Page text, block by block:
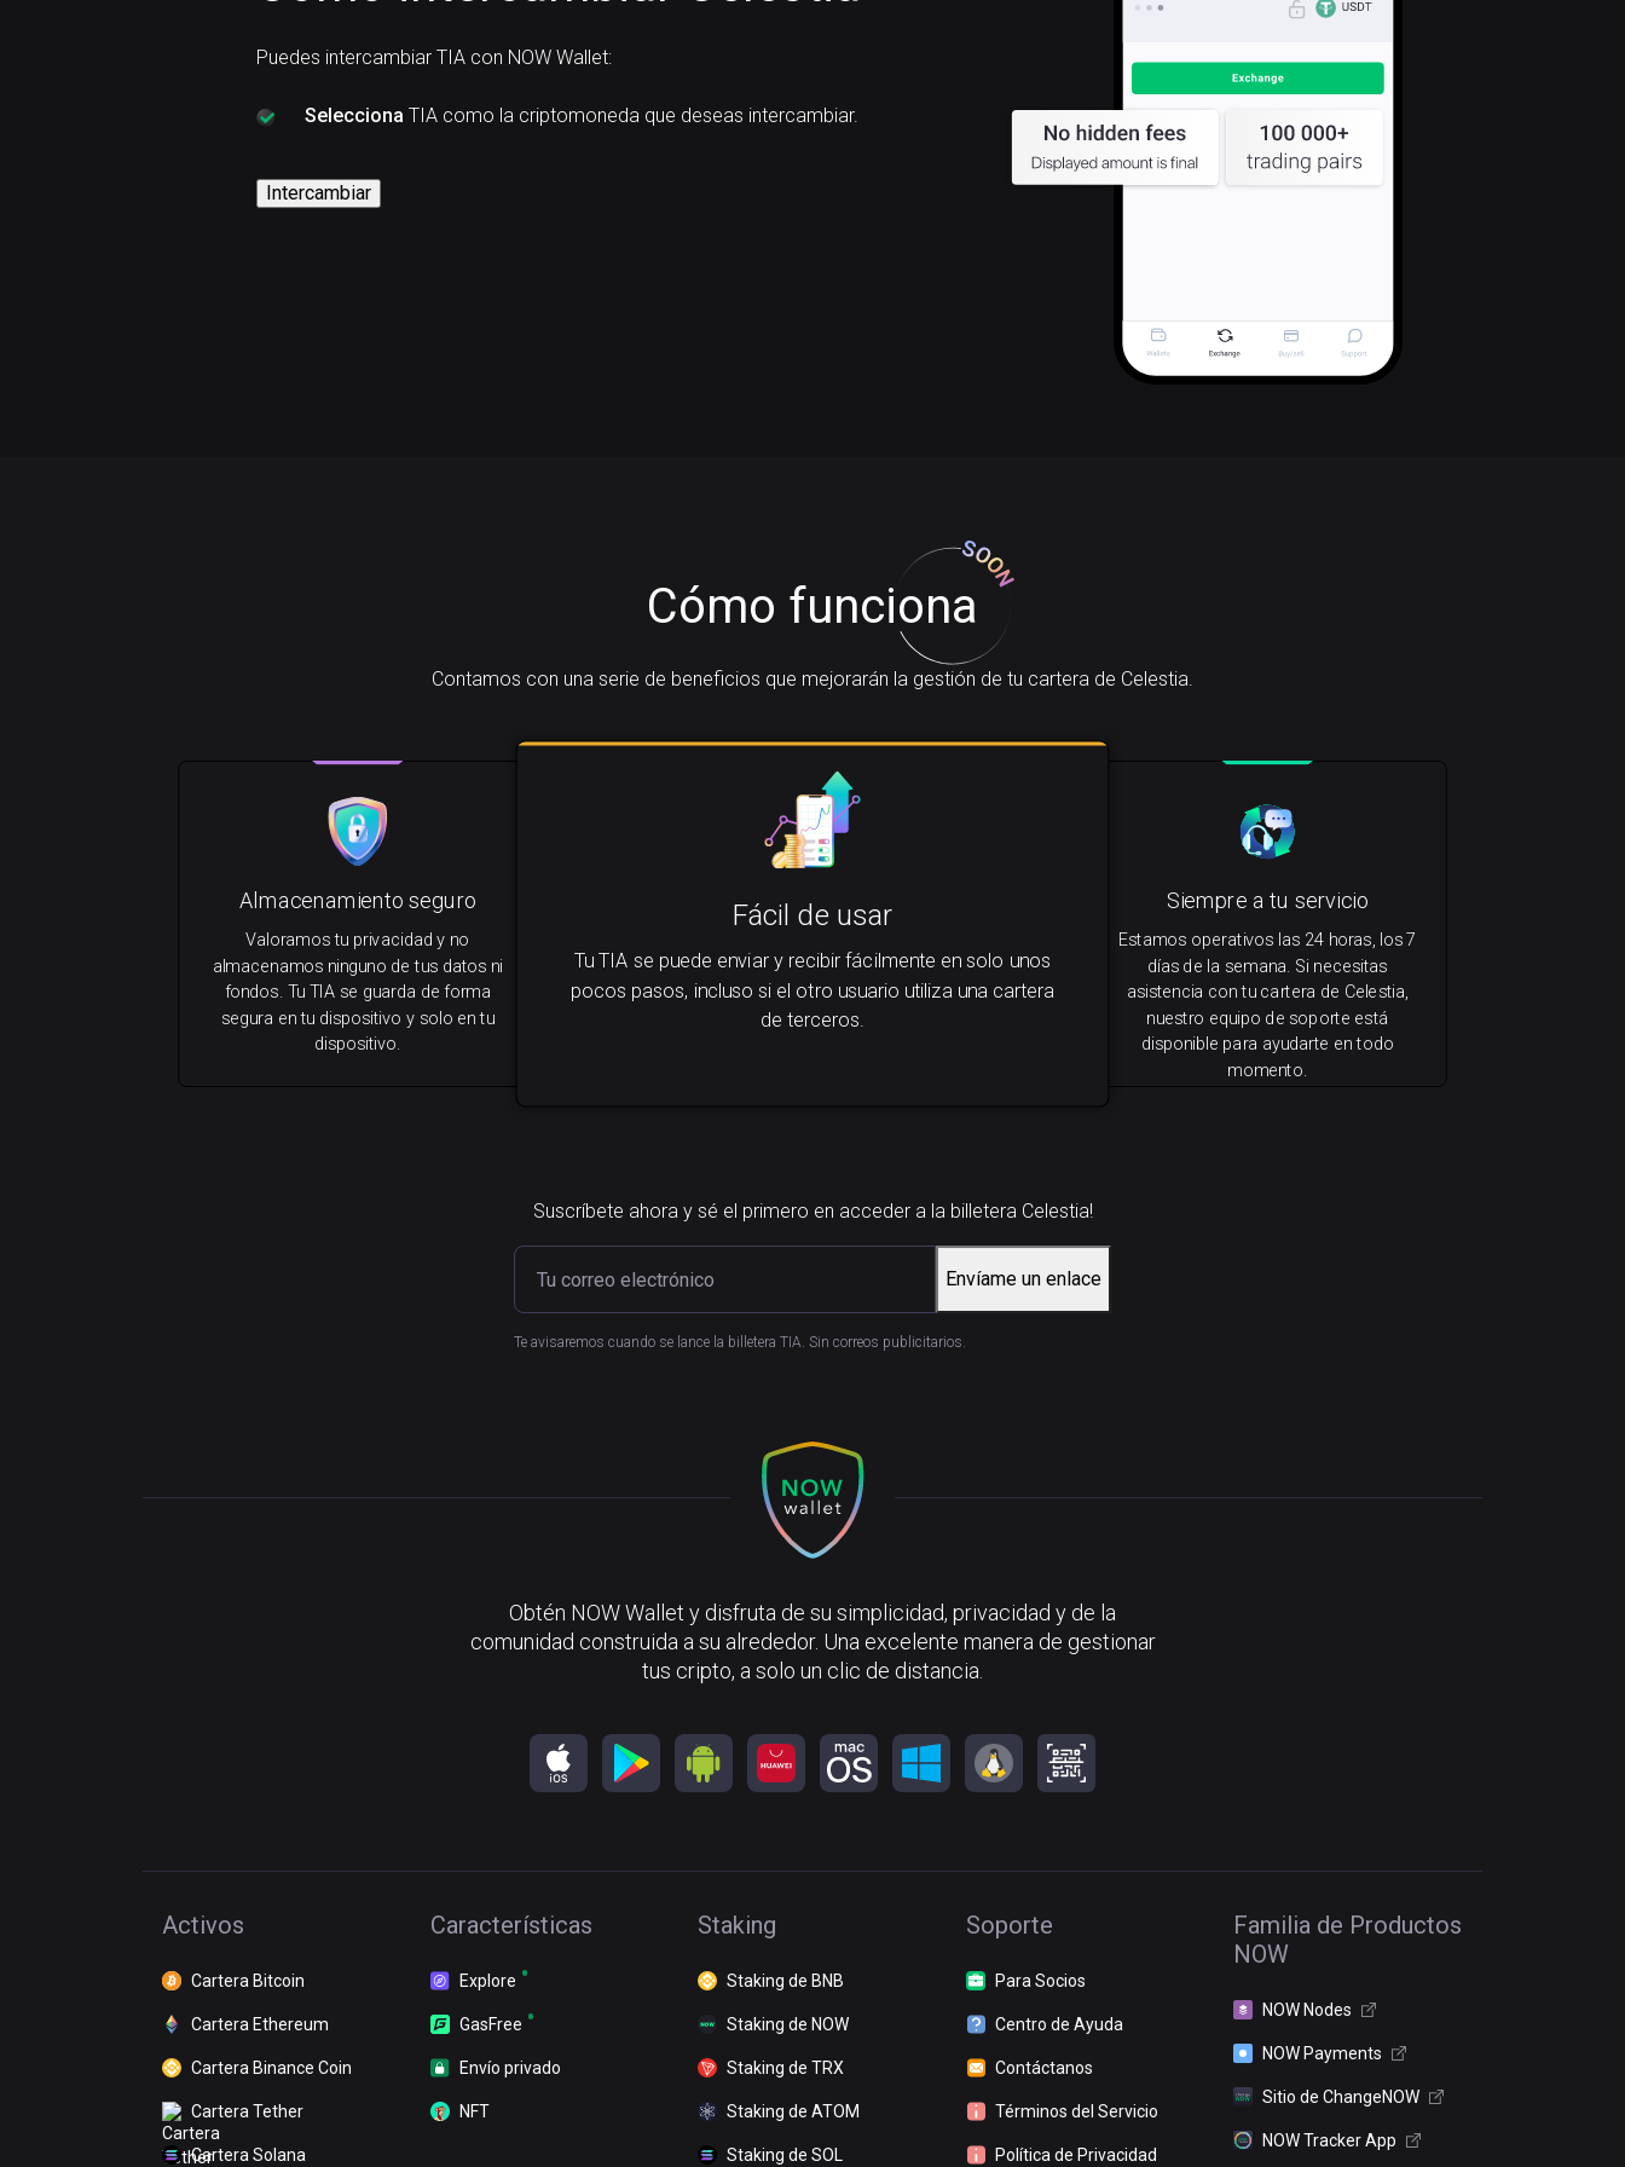
Puedes intercambiar TIA con NOW Wallet:
Selecciona TIA como la criptomoneda que deseas intercambiar.
Intercambiar
Cómo funciona
Contamos con una serie de beneficios que mejorarán la gestión de tu cartera de Celestia.
Fácil de usar
Tu TIA se puede enviar y recibir fácilmente en solo unos
pocos pasos, incluso si el otro usuario utiliza una cartera
de terceros.
Siempre a tu servicio
Estamos operativos las 24 horas, los 7
días de la semana. Si necesitas
asistencia con tu cartera de Celestia,
nuestro equipo de soporte está
disponible para ayudarte en todo
momento.
Almacenamiento seguro
Valoramos tu privacidad y no
almacenamos ninguno de tus datos ni
fondos. Tu TIA se guarda de forma
segura en tu dispositivo y solo en tu
dispositivo.
Suscríbete ahora y sé el primero en acceder a la billetera Celestia!
Envíame un enlace
Te avisaremos cuando se lance la billetera TIA. Sin correos publicitarios.
Obtén NOW Wallet y disfruta de su simplicidad, privacidad y de la
comunidad construida a su alrededor. Una excelente manera de gestionar
tus cripto, a solo un clic de distancia.
Activos
Cartera Bitcoin
Cartera Ethereum
Cartera Binance Coin
Cartera Tether
Cartera Solana
Características
Explore
GasFree
Envío privado
NFT
Staking
Staking de BNB
Staking de NOW
Staking de TRX
Staking de ATOM
Staking de SOL
Soporte
Para Socios
Centro de Ayuda
Contáctanos
Términos del Servicio
Política de Privacidad
Familia de Productos
NOW
NOW Nodes
NOW Payments
Sitio de ChangeNOW
NOW Tracker App